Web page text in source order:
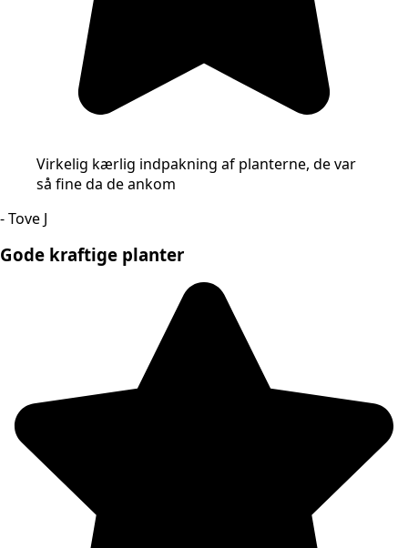
Virkelig kærlig indpakning af planterne, de var
så fine da de ankom
- Tove J
Gode kraftige planter